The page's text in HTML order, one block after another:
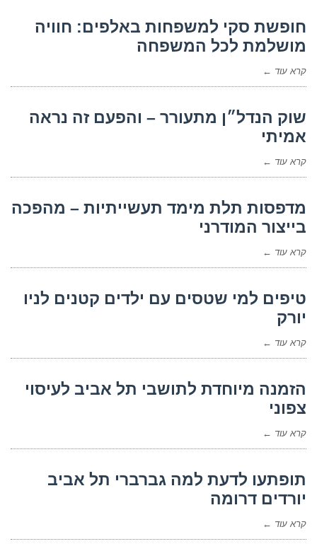
חופשת סקי למשפחות באלפים: חוויה
מושלמת לכל המשפחה
קרא עוד ←
שוק הנדל״ן מתעורר – והפעם זה נראה
אמיתי
קרא עוד ←
מדפסות תלת מימד תעשייתיות – מהפכה
בייצור המודרני
קרא עוד ←
טיפים למי שטסים עם ילדים קטנים לניו
יורק
קרא עוד ←
הזמנה מיוחדת לתושבי תל אביב לעיסוי
צפוני
קרא עוד ←
תופתעו לדעת למה גברברי תל אביב
יורדים דרומה
קרא עוד ←